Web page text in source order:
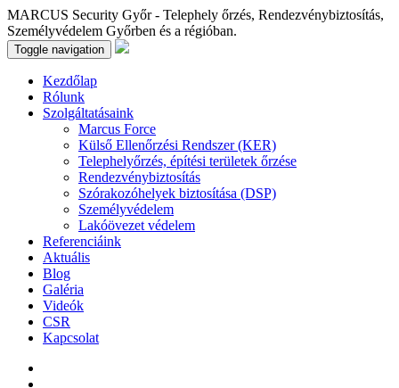
MARCUS Security Győr - Telephely őrzés, Rendezvénybiztosítás,
Személyvédelem Győrben és a régióban.
Toggle navigation
Kezdőlap
Rólunk
Szolgáltatásaink
Marcus Force
Külső Ellenőrzési Rendszer (KER)
Telephelyőrzés, építési területek őrzése
Rendezvénybiztosítás
Szórakozóhelyek biztosítása (DSP)
Személyvédelem
Lakóövezet védelem
Referenciáink
Aktuális
Blog
Galéria
Videók
CSR
Kapcsolat